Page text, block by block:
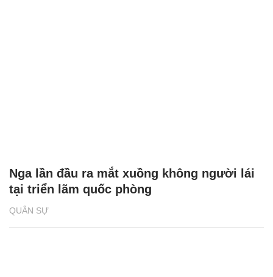
QUÂN SỰ
Nga lần đầu ra mắt xuồng không người lái
tại triển lãm quốc phòng